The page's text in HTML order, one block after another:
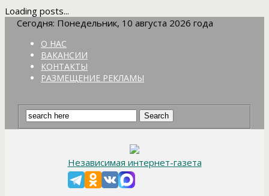
Loading posts...
Сегодня: Понедельник, 10 августа 2026 года
О НАС
ВАКАНСИИ
КОНТАКТЫ
РАЗМЕЩЕНИЕ РЕКЛАМЫ
Независимая интернет-газета